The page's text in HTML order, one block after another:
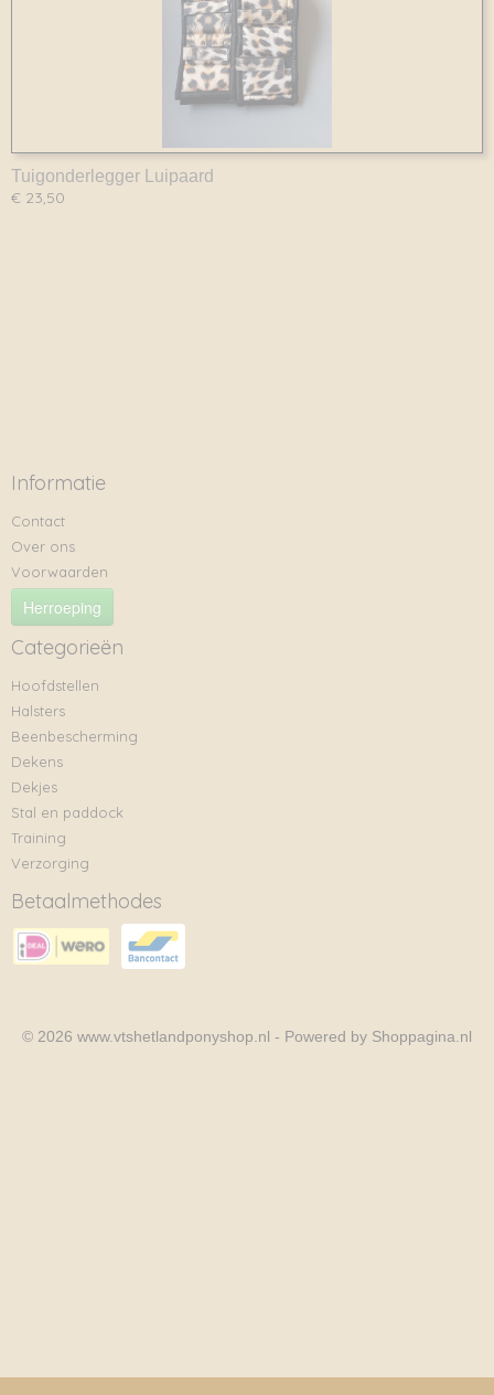
Tuigonderlegger Luipaard
€ 23,50
Informatie
Contact
Over ons
Voorwaarden
Herroeping
Categorieën
Hoofdstellen
Halsters
Beenbescherming
Dekens
Dekjes
Stal en paddock
Training
Verzorging
Betaalmethodes
© 2026 www.vtshetlandponyshop.nl - Powered by Shoppagina.nl